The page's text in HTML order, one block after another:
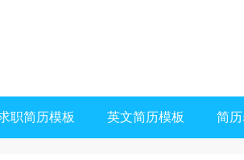
职简历模板 英文简历模板 简